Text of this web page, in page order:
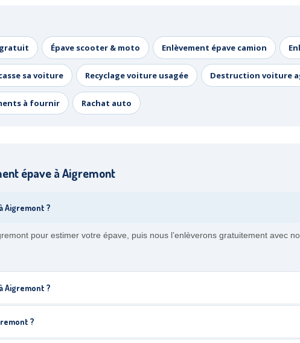
Épave scooter & moto Enlèvement épave camion
sa voiture Recyclage voiture usagée Destruction voiture
à fournir Rachat auto
épave à Aigremont
Aigremont ?
pour estimer votre épave, puis nous l’enlèverons gratuitement avec
Aigremont ?
?